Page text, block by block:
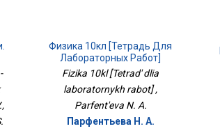
Физика 10кл [Тетрадь Для
Лабораторных Работ]
Fizika 10kl [Tetrad' dlia
laboratornykh rabot] ,
Parfent'eva N. A.
Парфентьева Н. А.